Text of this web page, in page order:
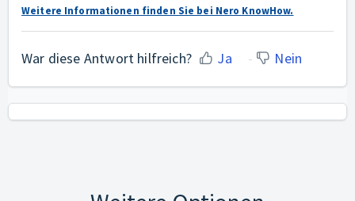
Weitere Informationen finden Sie bei Nero KnowHow.
War diese Antwort hilfreich? Ja Nein